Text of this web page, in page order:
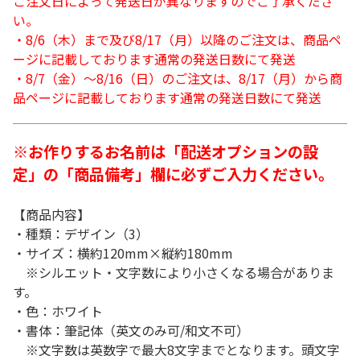
い。
・8/6（木）まで及び8/17（月）以降のご注文は、商品ペ
ージに記載しております通常の発送日数にて発送
・8/7（金）～8/16（日）のご注文は、8/17（月）から商
品ページに記載しております通常の発送日数にて発送
※お作りするお名前は「配送オプションの設
定」の「商品備考」欄に必ずご入力ください。
【商品内容】
・種類：デザイン（3）
・サイズ：横約120mm×縦約180mm
※シルエット・文字数により小さくなる場合がありま
す。
・色：ホワイト
・書体：筆記体（英文のみ可/和文不可）
※文字数は英数字で最大8文字までとなります。頭文字